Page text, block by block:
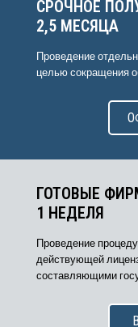
СРОЧНОЕ
2,5 МЕСЯЦА
Проведение
целью сокращения
ГОТОВЫЕ
1 НЕДЕЛЯ
Проведение
действующей
составляющими